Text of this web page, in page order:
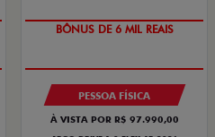
TAXA ZERO
PESSOA FÍSICA
À VISTA POR R$ 97.990,00